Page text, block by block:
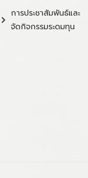
การประชาสัมพันธ์และ
จัดกิจกรรมระดมทุน